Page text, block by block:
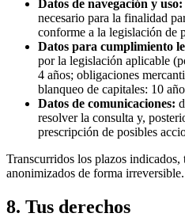
Datos de navegación y uso:
necesario para la finalidad
conforme a la legislación de
Datos para cumplimiento
por la legislación aplicable
4 años; obligaciones
blanqueo de capitales: 10
Datos de comunicaciones:
resolver la consulta y,
prescripción de posibles
Transcurridos los plazos indicados,
anonimizados de forma irreversible.
8. Tus derechos